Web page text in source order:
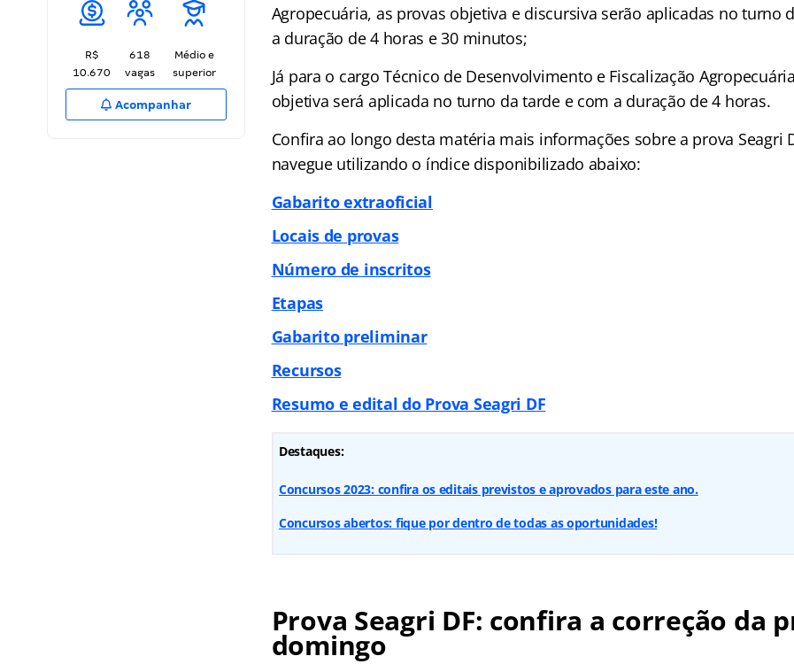
R$
10.670
618
vagas
Médio e
superior
Acompanhar
Agropecuária, as provas objetiva e discursiva serão aplicadas no turno
a duração de 4 horas e 30 minutos;
Já para o cargo Técnico de Desenvolvimento e Fiscalização
objetiva será aplicada no turno da tarde e com a duração de 4 horas.
Confira ao longo desta matéria mais informações sobre a prova Seagri
navegue utilizando o índice disponibilizado abaixo:
Gabarito extraoficial
Locais de provas
Número de inscritos
Etapas
Gabarito preliminar
Recursos
Resumo e edital do Prova Seagri DF
Destaques:
Concursos 2023: confira os editais previstos e aprovados para este ano.
Concursos abertos: fique por dentro de todas as oportunidades!
Prova Seagri DF: confira a correção da
domingo